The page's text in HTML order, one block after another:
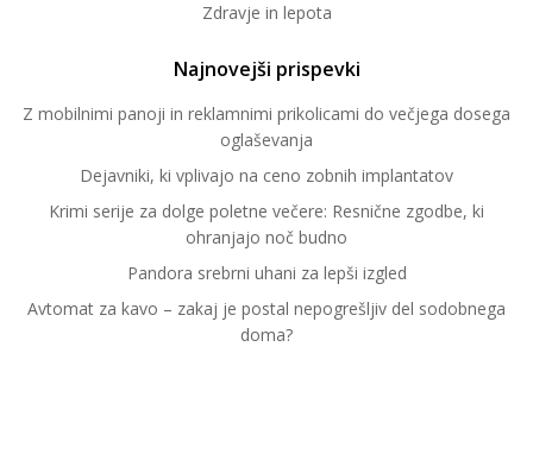
Zdravje in lepota
Najnovejši prispevki
Z mobilnimi panoji in reklamnimi prikolicami do večjega dosega
oglaševanja
Dejavniki, ki vplivajo na ceno zobnih implantatov
Krimi serije za dolge poletne večere: Resnične zgodbe, ki
ohranjajo noč budno
Pandora srebrni uhani za lepši izgled
Avtomat za kavo – zakaj je postal nepogrešljiv del sodobnega
doma?